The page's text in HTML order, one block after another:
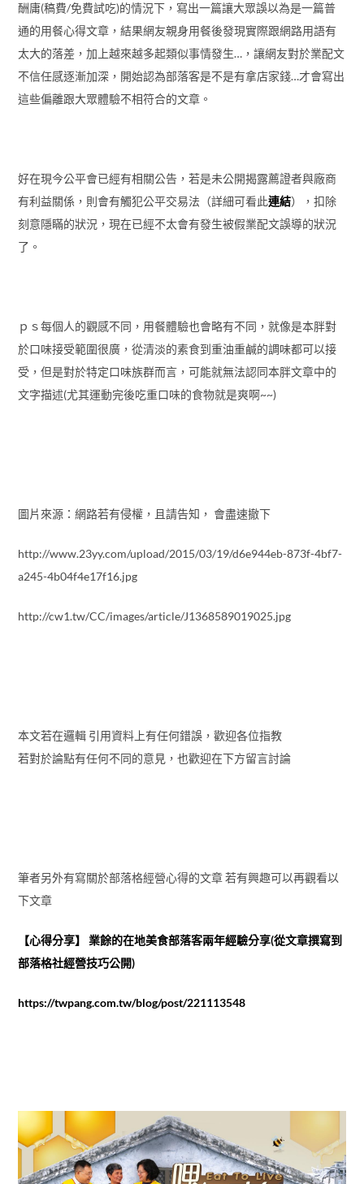
酬庸(稿費/免費試吃)的情況下，寫出一篇讓大眾誤以為是一篇普
通的用餐心得文章，結果網友親身用餐後發現實際跟網路用語有
太大的落差，加上越來越多起類似事情發生…，讓網友對於業配文
不信任感逐漸加深，開始認為部落客是不是有拿店家錢…才會寫出
這些偏離跟大眾體驗不相符合的文章。
好在現今公平會已經有相關公告，若是未公開揭露薦證者與廠商
有利益關係，則會有觸犯公平交易法（詳細可看此連結），扣除
刻意隱瞞的狀況，現在已經不太會有發生被假業配文誤導的狀況
了。
ｐｓ每個人的觀感不同，用餐體驗也會略有不同，就像是本胖對
於口味接受範圍很廣，從清淡的素食到重油重鹹的調味都可以接
受，但是對於特定口味族群而言，可能就無法認同本胖文章中的
文字描述(尤其運動完後吃重口味的食物就是爽啊~~)
圖片來源：網路若有侵權，且請告知， 會盡速撤下
http://www.23yy.com/upload/2015/03/19/d6e944eb-873f-4bf7-
a245-4b04f4e17f16.jpg
http://cw1.tw/CC/images/article/J1368589019025.jpg
本文若在邏輯 引用資料上有任何錯誤，歡迎各位指教
若對於論點有任何不同的意見，也歡迎在下方留言討論
筆者另外有寫關於部落格經營心得的文章 若有興趣可以再觀看以
下文章
【心得分享】 業餘的在地美食部落客兩年經驗分享(從文章撰寫到
部落格社經營技巧公開)
https://twpang.com.tw/blog/post/221113548